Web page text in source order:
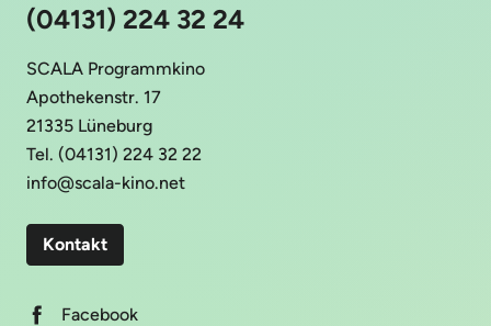
(04131) 224 32 24
SCALA Programmkino
Apothekenstr. 17
21335 Lüneburg
Tel. (04131) 224 32 22
info@scala-kino.net
Kontakt
Facebook